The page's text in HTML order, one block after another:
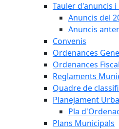
Tauler d'anuncis i
Anuncis del
Anuncis
Convenis
Ordenances
Ordenances
Reglaments
Quadre de
Planejament
Pla
Plans Municipals